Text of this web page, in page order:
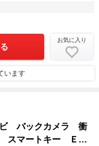
お気に入り
います
バックカメラ 衝
スマートキー ＥＴ